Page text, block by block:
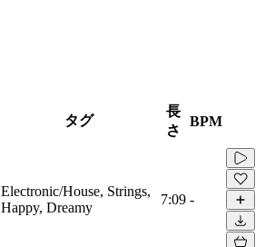
タグ
長
さ
BPM
Electronic/House, Strings,
Happy, Dreamy
7:09 -